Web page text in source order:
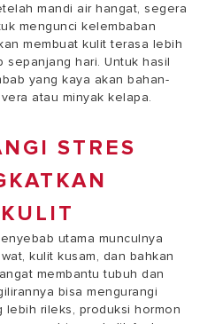
mandi air hangat, segera
mengunci kelembaban
membuat kulit terasa lebih
sepanjang hari. Untuk hasil
yang kaya akan bahan-
atau minyak kelapa.
STRES
utama munculnya
kulit kusam, dan bahkan
membantu tubuh dan
bisa mengurangi
lebih rileks, produksi hormon